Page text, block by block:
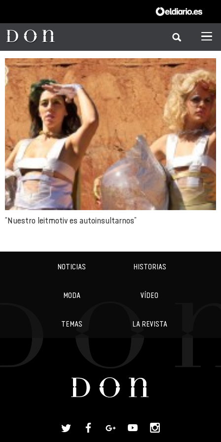
“Nuestro leitmotiv es autoinsultarnos”
NOTICIAS HISTORIAS
MODA VÍDEO
TEMAS LA REVISTA